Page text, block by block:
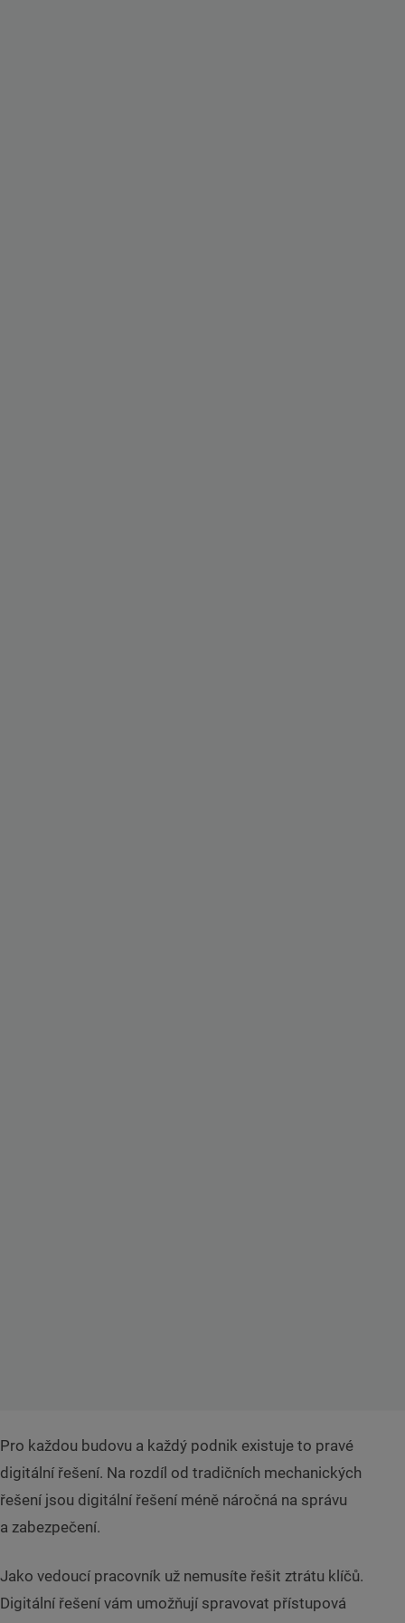
Pro každou budovu a každý podnik existuje to pravé
digitální řešení. Na rozdíl od tradičních mechanických
řešení jsou digitální řešení méně náročná na správu
a zabezpečení.
Jako vedoucí pracovník už nemusíte řešit ztrátu klíčů.
Digitální řešení vám umožňují spravovat přístupová